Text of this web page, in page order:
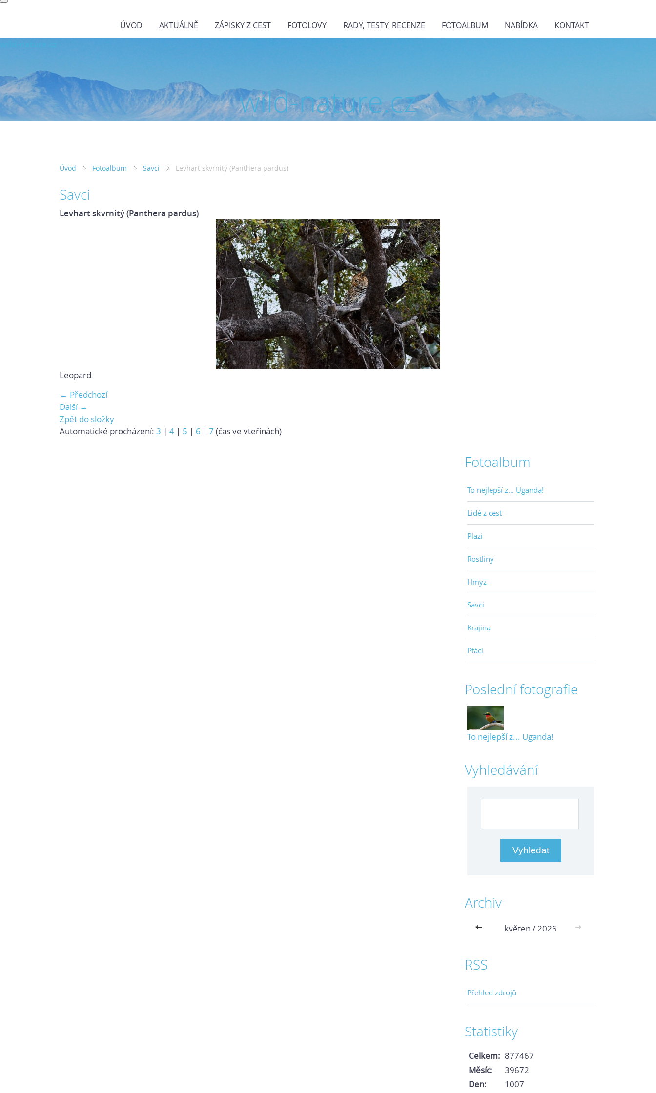
ÚVOD AKTUÁLNĚ ZÁPISKY Z CEST FOTOLOVY RADY, TESTY, RECENZE FOTOALBUM NABÍDKA KONTAKT
wild-nature.cz
Úvod Fotoalbum Savci Levhart skvrnitý (Panthera pardus)
Savci
Levhart skvrnitý (Panthera pardus)
Leopard
← Předchozí
Další →
Zpět do složky
Automatické procházení: 3 | 4 | 5 | 6 | 7 (čas ve vteřinách)
Fotoalbum
To nejlepší z... Uganda!
Lidé z cest
Plazi
Rostliny
Hmyz
Savci
Krajina
Ptáci
Poslední fotografie
To nejlepší z... Uganda!
Vyhledávání
Archiv
<< květen / 2026 >>
RSS
Přehled zdrojů
Statistiky
Celkem: 877467
Měsíc:
39672
Den:
1007